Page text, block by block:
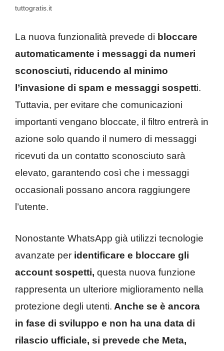
tuttogratis.it
La nuova funzionalità prevede di bloccare
automaticamente i messaggi da numeri
sconosciuti, riducendo al minimo
l’invasione di spam e messaggi sospetti.
Tuttavia, per evitare che comunicazioni
importanti vengano bloccate, il filtro entrerà in
azione solo quando il numero di messaggi
ricevuti da un contatto sconosciuto sarà
elevato, garantendo così che i messaggi
occasionali possano ancora raggiungere
l’utente.
Nonostante WhatsApp già utilizzi tecnologie
avanzate per identificare e bloccare gli
account sospetti, questa nuova funzione
rappresenta un ulteriore miglioramento nella
protezione degli utenti. Anche se è ancora
in fase di sviluppo e non ha una data di
rilascio ufficiale, si prevede che Meta,